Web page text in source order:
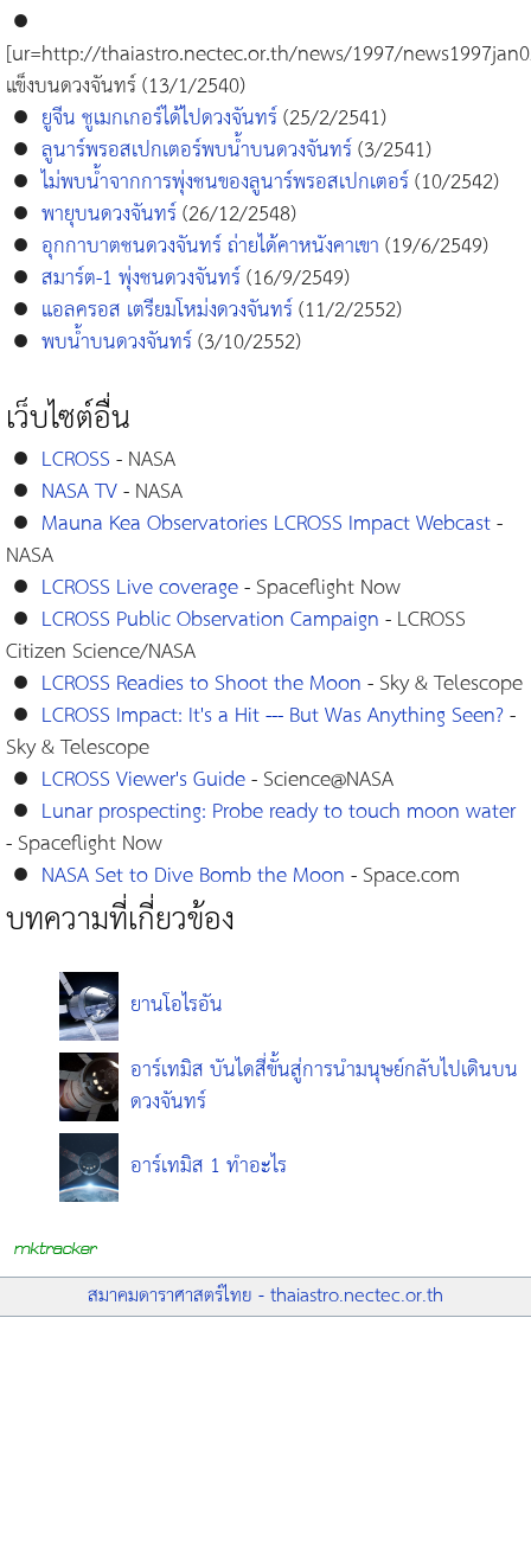
●
[ur=http://thaiastro.nectec.or.th/news/1997/
แข็งบนดวงจันทร์ (13/1/2540)
● ยูจีน ชูเมกเกอร์ได้ไปดวงจันทร์(25/2/2541)
● ลูนาร์พรอสเปกเตอร์พบน้ำบนดวงจันทร์(3/2541)
● ไม่พบน้ำจากการพุ่งชนของลูนาร์พรอสเปกเตอร์(10/2542)
● พายุบนดวงจันทร์(26/12/2548)
● อุกกาบาตชนดวงจันทร์ ถ่ายได้คาหนังคาเขา(19/6/2549)
● สมาร์ต-1 พุ่งชนดวงจันทร์(16/9/2549)
● แอลครอส เตรียมโหม่งดวงจันทร์(11/2/2552)
● พบน้ำบนดวงจันทร์(3/10/2552)
เว็บไซต์อื่น
● LCROSS- NASA
● NASA TV- NASA
● Mauna Kea Observatories LCROSS Impact Webcast-
NASA
● LCROSS Live coverage- Spaceflight Now
● LCROSS Public Observation Campaign- LCROSS
Citizen Science/NASA
● LCROSS Readies to Shoot the Moon- Sky & Telescope
● LCROSS Impact: It's a Hit --- But Was Anything Seen?-
Sky & Telescope
● LCROSS Viewer's Guide- Science@NASA
● Lunar prospecting: Probe ready to touch moon water
- Spaceflight Now
● NASA Set to Dive Bomb the Moon- Space.com
บทความที่เกี่ยวข้อง
ยานโอไรอัน
อาร์เทมิส บันไดสี่ขั้นสู่การนำมนุษย์กลับไปเดินบน
ดวงจันทร์
อาร์เทมิส 1 ทำอะไร
สมาคมดาราศาสตร์ไทย - thaiastro.nectec.or.th